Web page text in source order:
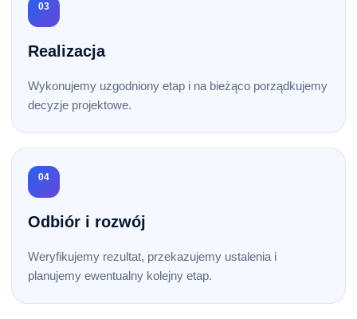
03
Realizacja
Wykonujemy uzgodniony etap i na bieżąco porządkujemy
decyzje projektowe.
04
Odbiór i rozwój
Weryfikujemy rezultat, przekazujemy ustalenia i
planujemy ewentualny kolejny etap.